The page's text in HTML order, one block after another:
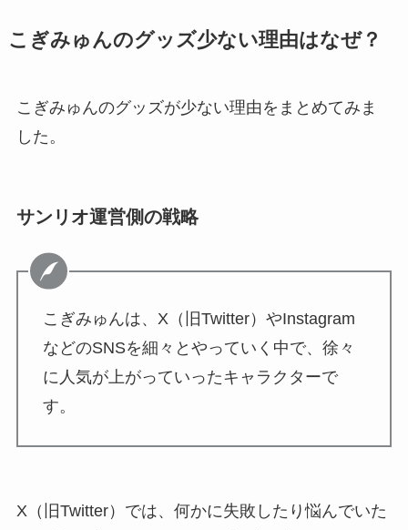
こぎみゅんのグッズ少ない理由はなぜ？
こぎみゅんのグッズが少ない理由をまとめてみま
した。
サンリオ運営側の戦略
こぎみゅんは、X（旧Twitter）やInstagram
などのSNSを細々とやっていく中で、徐々
に人気が上がっていったキャラクターで
す。
X（旧Twitter）では、何かに失敗したり悩んでいた